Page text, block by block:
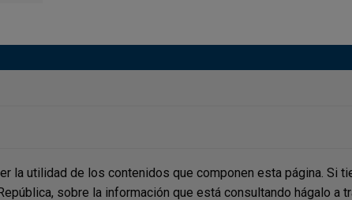
la utilidad de los contenidos que componen esta página. Si
sobre la información que está consultando hágalo a